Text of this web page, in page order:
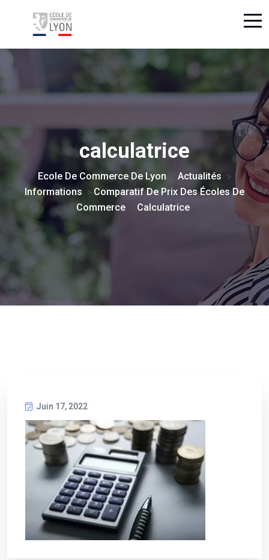
calculatrice
Ecole De Commerce De Lyon Actualités >
Informations > Comparatif De Prix Des Écoles De
Commerce
Calculatrice
Juin 17, 2022